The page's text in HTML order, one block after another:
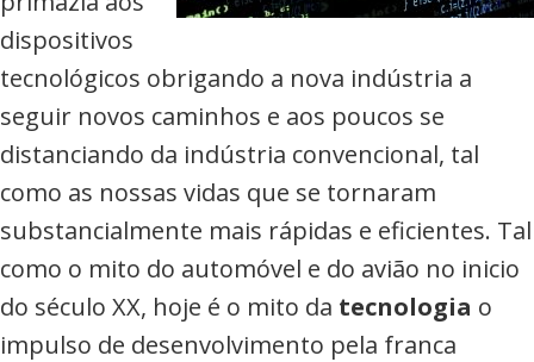
dispositivos
tecnológicos obrigando a nova indústria a
seguir novos caminhos e aos poucos se
distanciando da indústria convencional, tal
como as nossas vidas que se tornaram
substancialmente mais rápidas e eficientes. Tal
como o mito do automóvel e do avião no inicio
do século XX, hoje é o mito da tecnologia o
impulso de desenvolvimento pela franca